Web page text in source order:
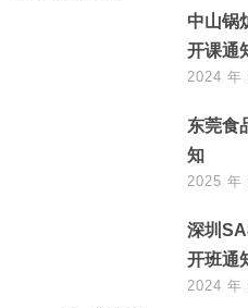
中山锅
开课通
2024 年
东莞食
知
2025 年
深圳
开班通
2024 年